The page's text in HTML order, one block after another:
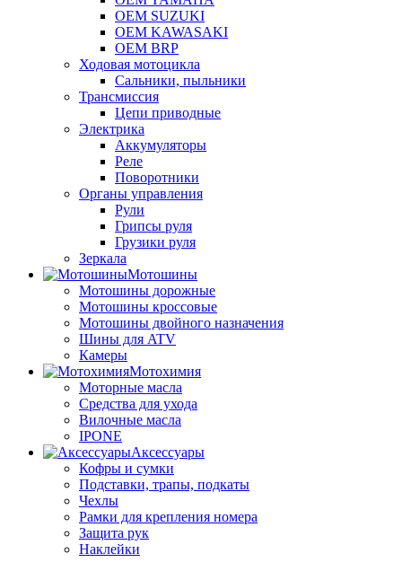
OEM SUZUKI
OEM KAWASAKI
OEM BRP
Ходовая мотоцикла
Сальники, пыльники
Трансмиссия
Цепи приводные
Электрика
Аккумуляторы
Реле
Поворотники
Органы управления
Рули
Грипсы руля
Грузики руля
Зеркала
Мотошины
Мотошины дорожные
Мотошины кроссовые
Мотошины двойного назначения
Шины для ATV
Камеры
Мотохимия
Моторные масла
Средства для ухода
Вилочные масла
IPONE
Аксессуары
Кофры и сумки
Подставки, трапы, подкаты
Чехлы
Рамки для крепления номера
Защита рук
Наклейки